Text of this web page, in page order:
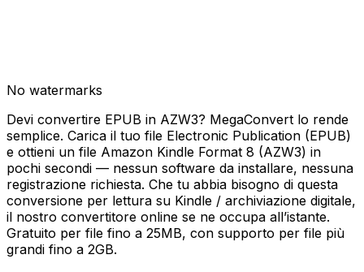
No watermarks
Devi convertire EPUB in AZW3? MegaConvert lo rende
semplice. Carica il tuo file Electronic Publication (EPUB)
e ottieni un file Amazon Kindle Format 8 (AZW3) in
pochi secondi — nessun software da installare, nessuna
registrazione richiesta. Che tu abbia bisogno di questa
conversione per lettura su Kindle / archiviazione digitale,
il nostro convertitore online se ne occupa all’istante.
Gratuito per file fino a 25MB, con supporto per file più
grandi fino a 2GB.